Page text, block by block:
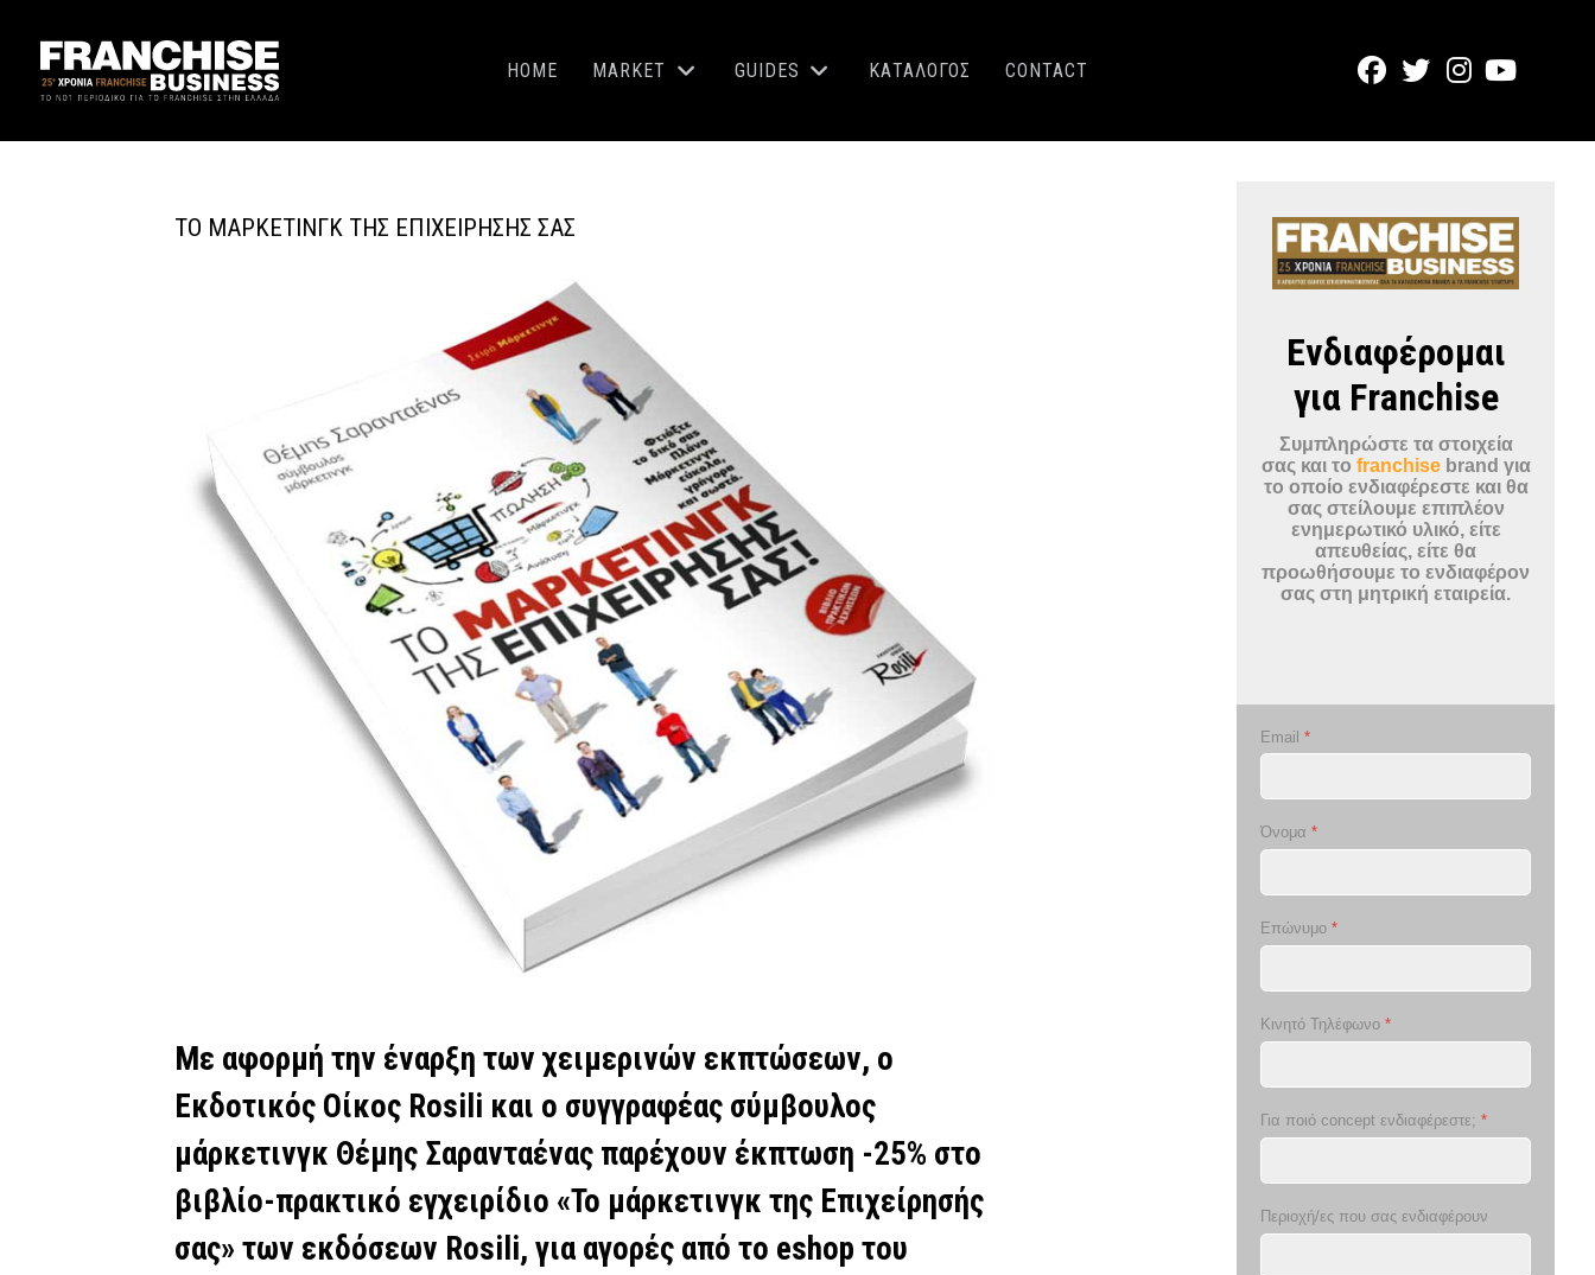
HOME MARKET GUIDES ΚΑΤΑΛΟΓΟΣ CONTACT
ΤΟ ΜΆΡΚΕΤΙΝΓΚ ΤΗΣ ΕΠΙΧΕΊΡΗΣΉΣ ΣΑΣ
Με αφορμή την έναρξη των χειμερινών εκπτώσεων, o
Εκδοτικός Οίκος Rosili και ο συγγραφέας σύμβουλος
μάρκετινγκ Θέμης Σαρανταένας παρέχουν έκπτωση -25% στο
βιβλίο-πρακτικό εγχειρίδιο «Το μάρκετινγκ της Επιχείρησής
σας» των εκδόσεων Rosili, για αγορές από το eshop του
Ενδιαφέρομαι
για Franchise
Συμπληρώστε τα στοιχεία
σας και το franchisebrand για
το οποίο ενδιαφέρεστε και θα
σας στείλουμε επιπλέον
ενημερωτικό υλικό, είτε
απευθείας, είτε θα
προωθήσουμε το ενδιαφέρον
σας στη μητρική εταιρεία.
Email *
Όνομα *
Επώνυμο *
Κινητό Τηλέφωνο *
Για ποιό concept ενδιαφέρεστε; *
Περιοχή/ες που σας ενδιαφέρουν